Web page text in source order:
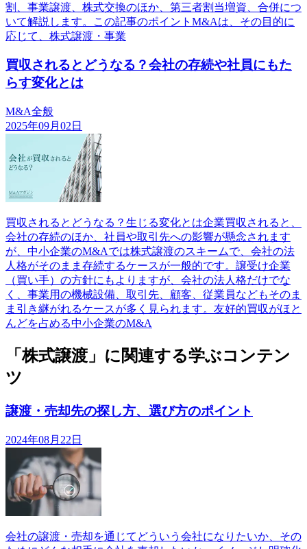
割、事業譲渡、株式交換のほか、第三者割当増資、合併につ
いて解説します。この記事のポイントM&Aは、その目的に
応じて、株式譲渡・事業
買収されるとどうなる？会社の存続や社員にもた
らす変化とは
M&A全般
2025年09月02日
買収されるとどうなる？生じる変化とは企業買収されると、
会社の存続のほか、社員や取引先への影響が懸念されます
が、中小企業のM&Aでは株式譲渡のスキームで、会社の法
人格がそのまま存続するケースが一般的です。譲受け企業
（買い手）の方針にもよりますが、会社の法人格だけでな
く、事業用の機械設備、取引先、顧客、従業員などもそのま
ま引き継がれるケースが多く見られます。友好的買収がほと
んどを占める中小企業のM&A
「株式譲渡」に関連する学ぶコンテン
ツ
譲渡・売却先の探し方、選び方のポイント
2024年08月22日
会社の譲渡・売却を通じてどういう会社になりたいか、その